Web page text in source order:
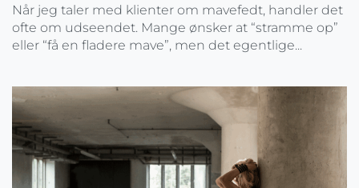
Når jeg taler med klienter om mavefedt, handler det
ofte om udseendet. Mange ønsker at “stramme op”
eller “få en fladere mave”, men det egentlige...